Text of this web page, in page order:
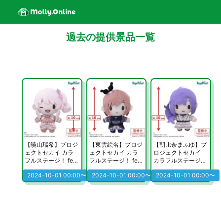
過去の提供景品一覧
【暁山瑞希】プロジ
ェクトセカイ カラ
フルステージ！ fea
t. 初音ミク×サンリ
オキャラクターズ
ふわぷち マスコッ
2024-10-01 00:00〜
【東雲絵名】プロジ
ェクトセカイ カラ
フルステージ！ fea
t. 初音ミク×サンリ
オキャラクターズ
ふわぷち マスコッ
2024-10-01 00:00〜
【朝比奈まふゆ】プ
ロジェクトセカイ
カラフルステージ！
feat. 初音ミク×サン
リオキャラクター
ズ ふわぷち マス
2024-10-01 00:00〜